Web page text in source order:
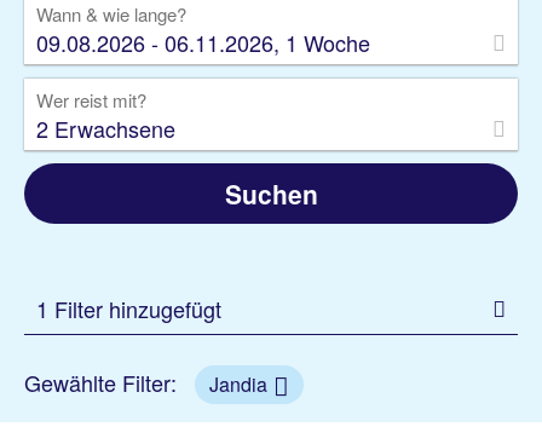
Wann & wie lange?
09.08.2026 - 06.11.2026, 1 Woche
Wer reist mit?
2 Erwachsene
Suchen
1 Filter hinzugefügt
Gewählte Filter: Jandia